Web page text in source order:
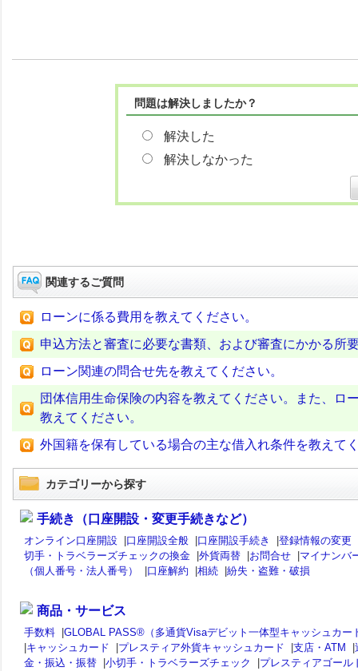
問題は解決しましたか？
解決した
解決しなかった
関連するご質問
ローンに係る費用を教えてください。
申込方法と審査に必要な書類、および審査にかかる所
ローン関連の問合せ先を教えてください。
団体信用生命保険の内容を教えてください。また、ロ
教えてください。
外国籍を保有している場合の主な借入れ条件を教えて
カテゴリーから探す
手続き（口座開設・変更手続きなど）
オンライン口座開設 |口座開設全般 |口座開設手続き |登録情報の変更
切手・トラベラーズチェックの換金 |外貨両替 |お問合せ |マイナンバ
（個人番号・法人番号）
|口座解約 |相続 |紛失・盗難・破損
商品・サービス
手数料 |GLOBAL PASS®（多通貨Visaデビット一体型キャッシュカー
|キャッシュカード |プレスティア外貨キャッシュカード |支店・ATM |
金・振込・振替 |小切手・トラベラーズチェック |プレスティアゴール